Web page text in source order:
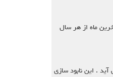
ماه از هر سال
آید . این نابود سازی